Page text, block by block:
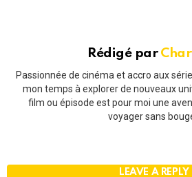
Rédigé par
Passionnée de cinéma et accro aux
mon temps à explorer de nouveaux
film ou épisode est pour moi une
voyager sans
LEAVE A REPLY